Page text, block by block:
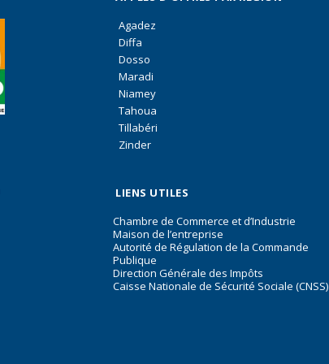
Agadez
Diffa
Dosso
Maradi
Niamey
Tahoua
Tillabéri
Zinder
LIENS UTILES
Chambre de Commerce et d’Industrie
Maison de l’entreprise
Autorité de Régulation de la Commande
Publique
Direction Générale des Impôts
Caisse Nationale de Sécurité Sociale (CNSS)